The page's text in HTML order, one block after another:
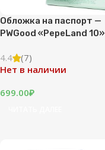
Обложка на паспорт —
PWGood «PepeLand 10»
4.4
(7)
Нет в наличии
699.00₽